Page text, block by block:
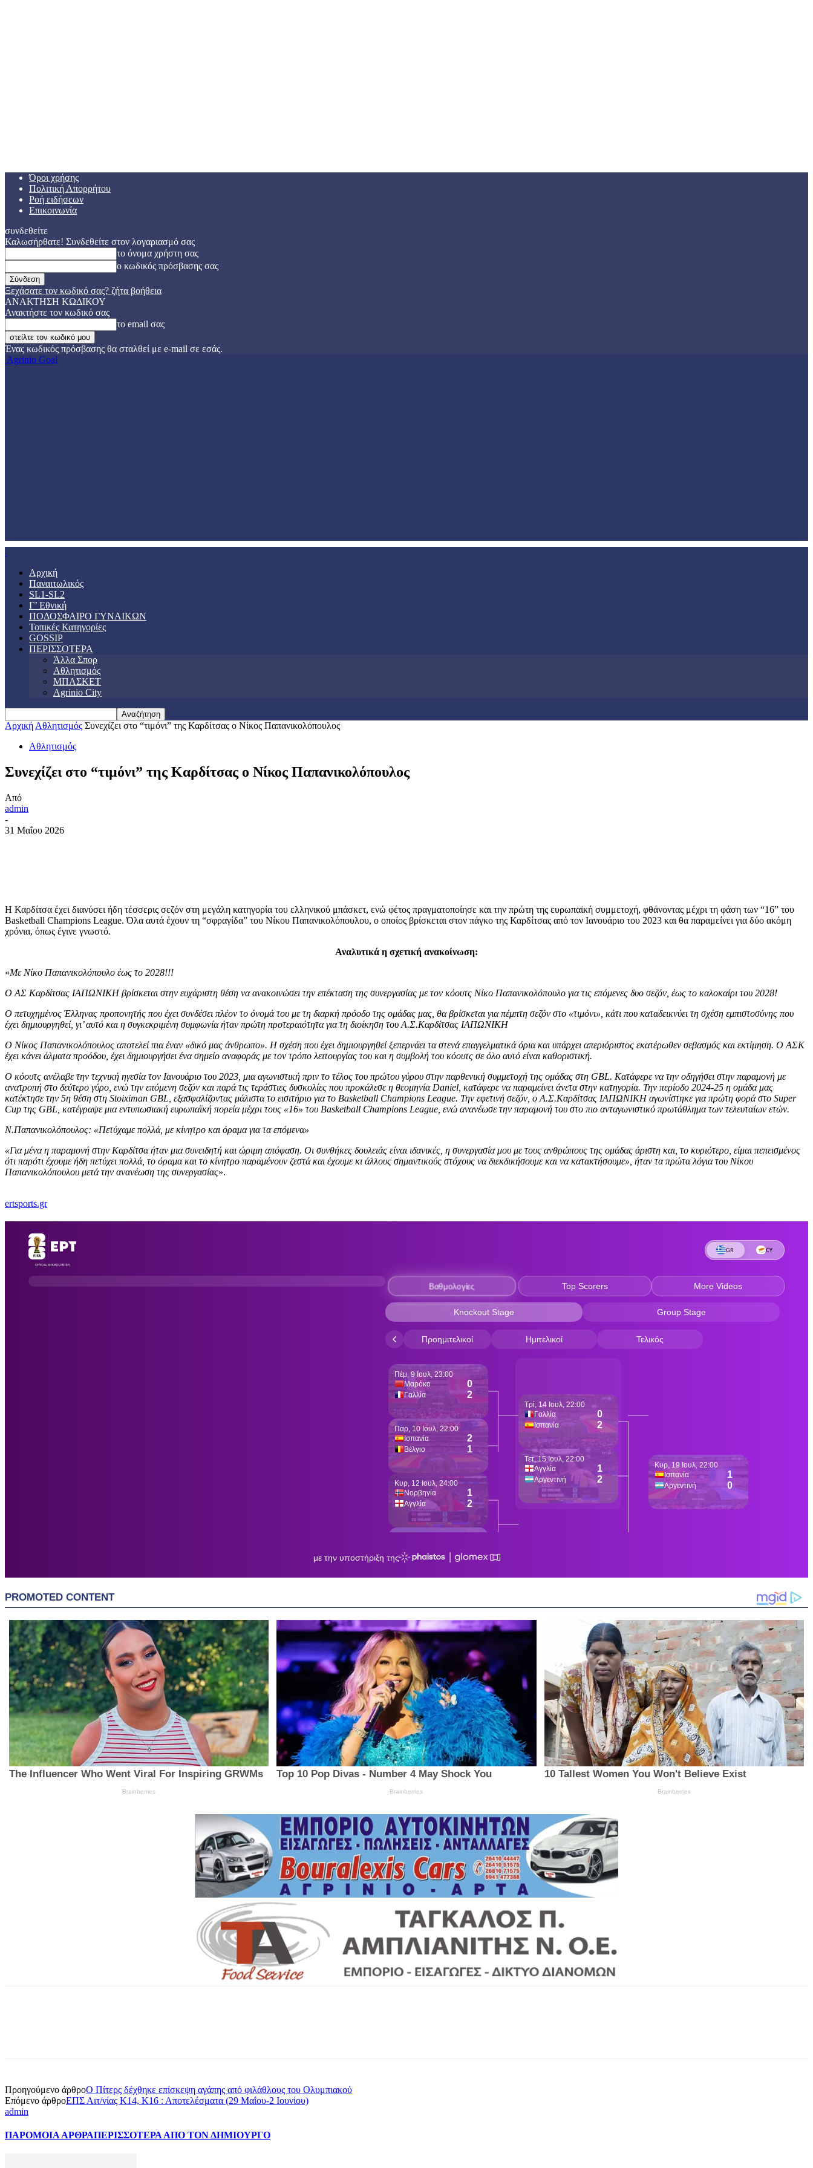
Όροι χρήσης
Πολιτική Απορρήτου
Ροή ειδήσεων
Επικοινωνία
συνδεθείτε
Καλωσήρθατε! Συνδεθείτε στον λογαριασμό σας
το όνομα χρήστη σας
ο κωδικός πρόσβασης σας
Ξεχάσατε τον κωδικό σας? ζήτα βοήθεια
ΑΝΑΚΤΗΣΗ ΚΩΔΙΚΟΥ
Ανακτήστε τον κωδικό σας
το email σας
Ένας κωδικός πρόσβασης θα σταλθεί με e-mail σε εσάς.
Agrinio Goal
Αρχική
Παναιτωλικός
SL1-SL2
Γ’ Εθνική
ΠΟΔΟΣΦΑΙΡΟ ΓΥΝΑΙΚΩΝ
Τοπικές Κατηγορίες
GOSSIP
ΠΕΡΙΣΣΟΤΕΡΑ
Άλλα Σπορ
Αθλητισμός
ΜΠΑΣΚΕΤ
Agrinio City
Αρχική Αθλητισμός Συνεχίζει στο “τιμόνι” της Καρδίτσας ο Νίκος Παπανικολόπουλος
Αθλητισμός
Συνεχίζει στο “τιμόνι” της Καρδίτσας ο Νίκος Παπανικολόπουλος
Από
admin
-
31 Μαΐου 2026
Η Καρδίτσα έχει διανύσει ήδη τέσσερις σεζόν στη μεγάλη κατηγορία του ελληνικού μπάσκετ, ενώ φέτος πραγματοποίησε και την πρώτη της ευρωπαϊκή συμμετοχή, φθάνοντας μέχρι τη φάση των “16” του
Basketball Champions League. Όλα αυτά έχουν τη “σφραγίδα” του Νίκου Παπανικολόπουλου, ο οποίος βρίσκεται στον πάγκο της Καρδίτσας από τον Ιανουάριο του 2023 και θα παραμείνει για δύο ακόμη
χρόνια, όπως έγινε γνωστό.
Αναλυτικά η σχετική ανακοίνωση:
«Με Νίκο Παπανικολόπουλο έως το 2028!!!
Ο ΑΣ Καρδίτσας ΙΑΠΩΝΙΚΗ βρίσκεται στην ευχάριστη θέση να ανακοινώσει την επέκταση της συνεργασίας με τον κόουτς Νίκο Παπανικολόπουλο για τις επόμενες δυο σεζόν, έως το καλοκαίρι του 2028!
Ο πετυχημένος Έλληνας προπονητής που έχει συνδέσει πλέον το όνομά του με τη διαρκή πρόοδο της ομάδας μας, θα βρίσκεται για πέμπτη σεζόν στο «τιμόνι», κάτι που καταδεικνύει τη σχέση εμπιστοσύνης που
έχει δημιουργηθεί, γι’ αυτό και η συγκεκριμένη συμφωνία ήταν πρώτη προτεραιότητα για τη διοίκηση του Α.Σ.Καρδίτσας ΙΑΠΩΝΙΚΗ
Ο Νίκος Παπανικολόπουλος αποτελεί πια έναν «δικό μας άνθρωπο». Η σχέση που έχει δημιουργηθεί ξεπερνάει τα στενά επαγγελματικά όρια και υπάρχει απεριόριστος εκατέρωθεν σεβασμός και εκτίμηση. Ο ΑΣΚ
έχει κάνει άλματα προόδου, έχει δημιουργήσει ένα σημείο αναφοράς με τον τρόπο λειτουργίας του και η συμβολή του κόουτς σε όλο αυτό είναι καθοριστική.
Ο κόουτς ανέλαβε την τεχνική ηγεσία τον Ιανουάριο του 2023, μια αγωνιστική πριν το τέλος του πρώτου γύρου στην παρθενική συμμετοχή της ομάδας στη GBL. Κατάφερε να την οδηγήσει στην παραμονή με
ανατροπή στο δεύτερο γύρο, ενώ την επόμενη σεζόν και παρά τις τεράστιες δυσκολίες που προκάλεσε η θεομηνία Daniel, κατάφερε να παραμείνει άνετα στην κατηγορία. Την περίοδο 2024-25 η ομάδα μας
κατέκτησε την 5η θέση στη Stoiximan GBL, εξασφαλίζοντας μάλιστα το εισιτήριο για το Basketball Champions League. Την εφετινή σεζόν, ο Α.Σ.Καρδίτσας ΙΑΠΩΝΙΚΗ αγωνίστηκε για πρώτη φορά στο Super
Cup της GBL, κατέγραψε μια εντυπωσιακή ευρωπαϊκή πορεία μέχρι τους «16» του Basketball Champions League, ενώ ανανέωσε την παραμονή του στο πιο ανταγωνιστικό πρωτάθλημα των τελευταίων ετών.
Ν.Παπανικολόπουλος: «Πετύχαμε πολλά, με κίνητρο και όραμα για τα επόμενα»
«Για μένα η παραμονή στην Καρδίτσα ήταν μια συνειδητή και ώριμη απόφαση. Οι συνθήκες δουλειάς είναι ιδανικές, η συνεργασία μου με τους ανθρώπους της ομάδας άριστη και, το κυριότερο, είμαι πεπεισμένος
ότι παρότι έχουμε ήδη πετύχει πολλά, το όραμα και το κίνητρο παραμένουν ζεστά και έχουμε κι άλλους σημαντικούς στόχους να διεκδικήσουμε και να κατακτήσουμε», ήταν τα πρώτα λόγια του Νίκου
Παπανικολόπουλου μετά την ανανέωση της συνεργασίας».
ertsports.gr
Προηγούμενο άρθροΟ Πίτερς δέχθηκε επίσκεψη αγάπης από φιλάθλους του Ολυμπιακού
Επόμενο άρθροΕΠΣ Αιτ/νίας Κ14, Κ16 : Αποτελέσματα (29 Μαΐου-2 Ιουνίου)
admin
ΠΑΡΟΜΟΙΑ ΑΡΘΡΑΠΕΡΙΣΣΟΤΕΡΑ ΑΠΟ ΤΟΝ ΔΗΜΙΟΥΡΓΟ